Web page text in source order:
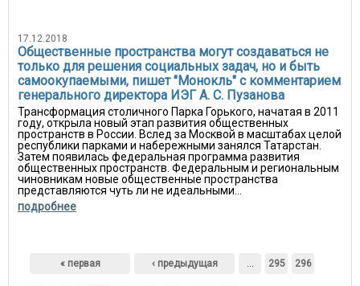
17.12.2018
Общественные пространства могут создаваться не
только для решения социальных задач, но и быть
самоокупаемыми, пишет "Монокль" с комментарием
генерального директора ИЭГ А. С. Пузанова
Трансформация столичного Парка Горького, начатая в 2011
году, открыла новый этап развития общественных
пространств в России. Вслед за Москвой в масштабах целой
республики парками и набережными занялся Татарстан.
Затем появилась федеральная программа развития
общественных пространств. Федеральным и региональным
чиновникам новые общественные пространства
представляются чуть ли не идеальными...
подробнее
Страницы
« первая ‹ предыдущая … 295 296